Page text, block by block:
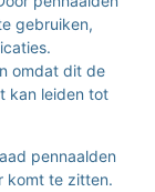
gebruiken,
omdat dit de
kan leiden tot
pennaalden
komt te zitten.